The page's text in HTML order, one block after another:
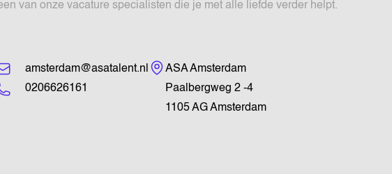
van onze vacature specialisten die je met alle liefde verder helpt.
amsterdam@asatalent.nl
0206626161
Bezoekadres
ASA Amsterdam
Paalbergweg 2 -4
1105 AG Amsterdam